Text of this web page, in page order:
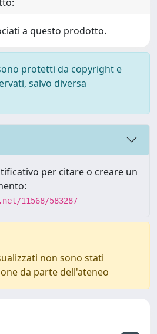
a questo prodotto.
protetti da copyright e
salvo diversa
per citare o creare un
11568/583287
non sono stati
da parte dell'ateneo